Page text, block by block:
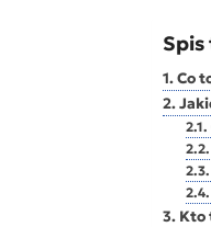
Co
Kto